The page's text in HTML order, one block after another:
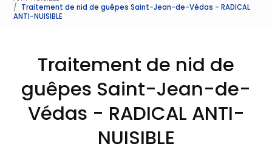
Traitement de nid de guêpes Saint-Jean-de-Védas - RADICAL
ANTI-NUISIBLE
Traitement de nid de
guêpes Saint-Jean-de-
Védas - RADICAL ANTI-
NUISIBLE